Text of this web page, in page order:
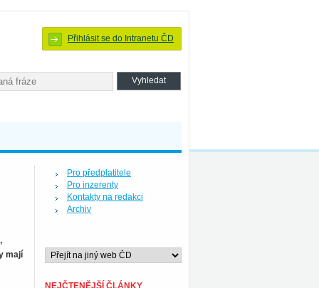
Přihlásit se do Intranetu ČD
mají
Pro předplatitele
Pro inzerenty
Kontakty na redakci
Archiv
NEJČTENĚJŠÍ ČLÁNKY